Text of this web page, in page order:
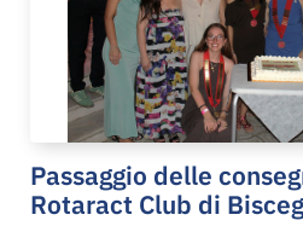
Passaggio delle
Rotaract Club di